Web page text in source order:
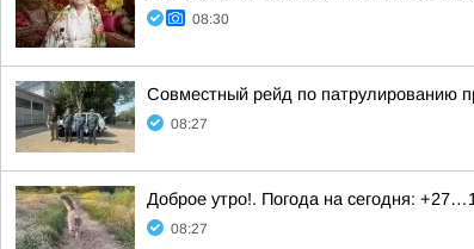
08:30
Совместный рейд по патрулированию
08:27
Доброе утро!. Погода на сегодня:
08:27